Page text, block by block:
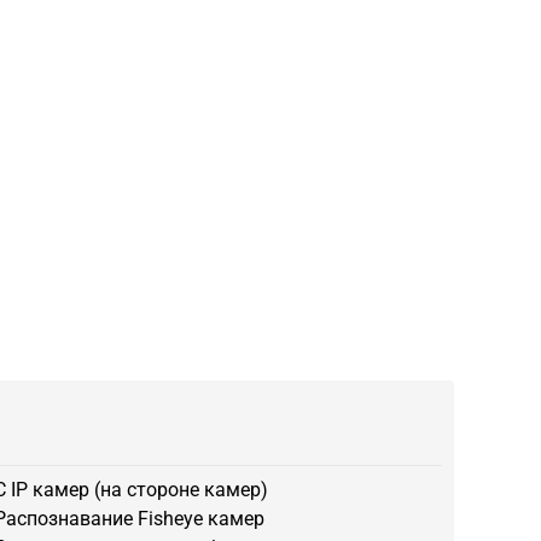
IP камер (на стороне камер)
Fisheye камер